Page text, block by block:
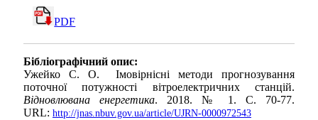
PDF
Бібліографічний опис:
Ужейко С. О. Імовірнісні методи прогнозування
поточної потужності вітроелектричних станцій.
Відновлювана енергетика. 2018. № 1. С. 70-77.
URL: http://jnas.nbuv.gov.ua/article/UJRN-0000972543